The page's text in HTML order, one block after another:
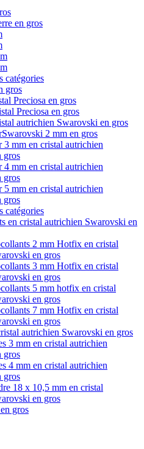
en gros
catégories
gros
Preciosa en gros
Preciosa en gros
autrichien Swarovski en gros
2 mm en gros
3 mm en cristal autrichien
gros
4 mm en cristal autrichien
gros
5 mm en cristal autrichien
gros
catégories
en cristal autrichien Swarovski en
2 mm Hotfix en cristal
en gros
3 mm Hotfix en cristal
en gros
5 mm hotfix en cristal
en gros
7 mm Hotfix en cristal
en gros
autrichien Swarovski en gros
3 mm en cristal autrichien
gros
4 mm en cristal autrichien
gros
18 x 10,5 mm en cristal
en gros
gros